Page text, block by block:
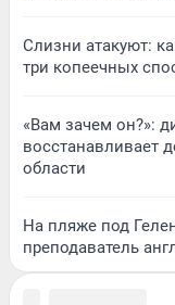
Слизни атакуют:
три копеечных
«Вам зачем он?»:
восстанавливает
области
На пляже под
преподаватель